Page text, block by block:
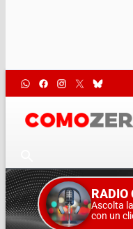
RADIO
Ascolta
con un